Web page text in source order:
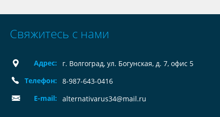
Свяжитесь с нами
Адрес:
г. Волгоград, ул. Богунская, д. 7, офис 5
Телефон:
8-987-643-0416
E-mail:
alternativarus34@mail.ru